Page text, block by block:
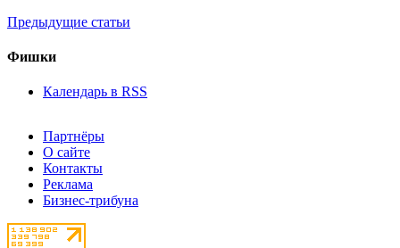
Предыдущие статьи
Фишки
Календарь в RSS
Партнёры
О сайте
Контакты
Реклама
Бизнес-трибуна